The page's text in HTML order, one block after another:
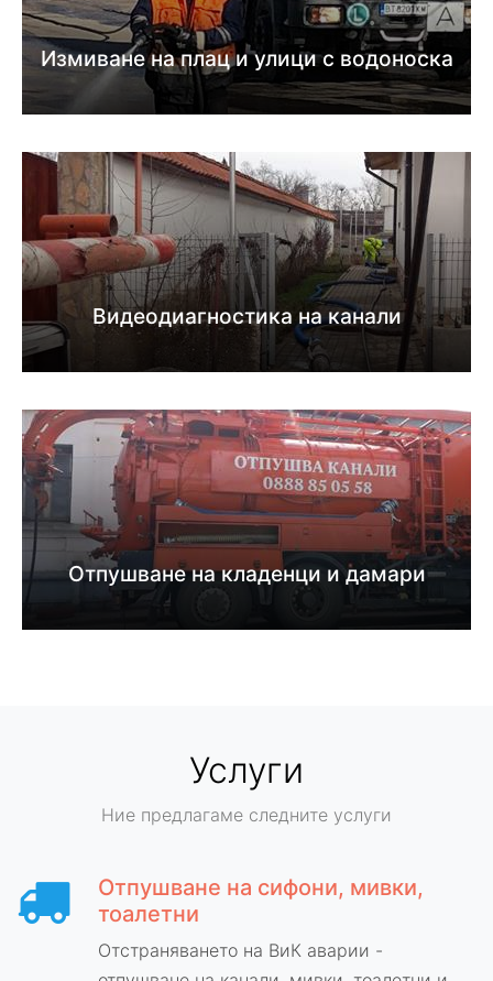
Измиване на плац и улици с водоноска
Видеодиагностика на канали
Отпушване на кладенци и дамари
Услуги
Ние предлагаме следните услуги
Отпушване на сифони, мивки,
тоалетни
Отстраняването на ВиК аварии -